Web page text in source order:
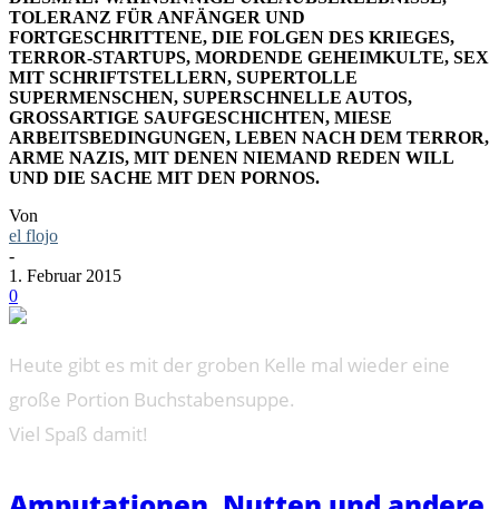
TOLERANZ FÜR ANFÄNGER UND
FORTGESCHRITTENE, DIE FOLGEN DES KRIEGES,
TERROR-STARTUPS, MORDENDE GEHEIMKULTE, SEX
MIT SCHRIFTSTELLERN, SUPERTOLLE
SUPERMENSCHEN, SUPERSCHNELLE AUTOS,
GROSSARTIGE SAUFGESCHICHTEN, MIESE A
RBEITSBEDINGUNGEN, LEBEN NACH DEM TERROR, A
RME NAZIS, MIT DENEN NIEMAND REDEN WILL U
ND DIE SACHE MIT DEN PORNOS.
Von
el flojo
-
1. Februar 2015
0
Heute gibt es mit der groben Kelle mal wieder eine
große Portion Buchstabensuppe.
Viel Spaß damit!